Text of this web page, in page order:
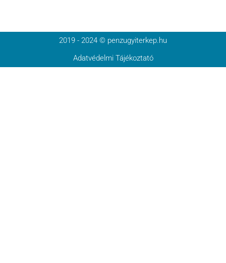
2019 - 2024 © penzugyiterkep.hu
Adatvédelmi Tájékoztató